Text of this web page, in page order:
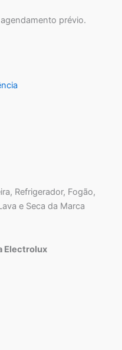
prévio.
Refrigerador, Fogão,
e Seca da Marca
Electrolux